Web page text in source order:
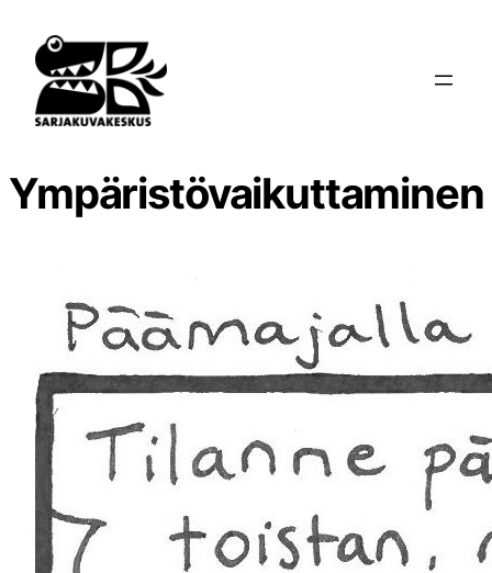
sisältöön
Ympäristövaikuttaminen